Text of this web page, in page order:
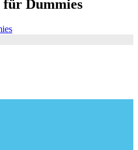
Dummies